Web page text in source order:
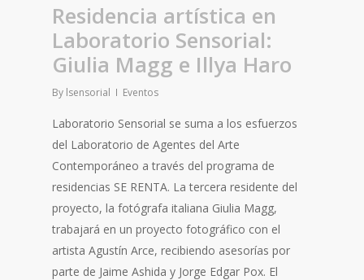
Residencia artística en
Laboratorio Sensorial:
Giulia Magg e Illya Haro
By lsensorial Eventos
Laboratorio Sensorial se suma a los esfuerzos
del Laboratorio de Agentes del Arte
Contemporáneo a través del programa de
residencias SE RENTA. La tercera residente del
proyecto, la fotógrafa italiana Giulia Magg,
trabajará en un proyecto fotográfico con el
artista Agustín Arce, recibiendo asesorías por
parte de Jaime Ashida y Jorge Edgar Pox. El